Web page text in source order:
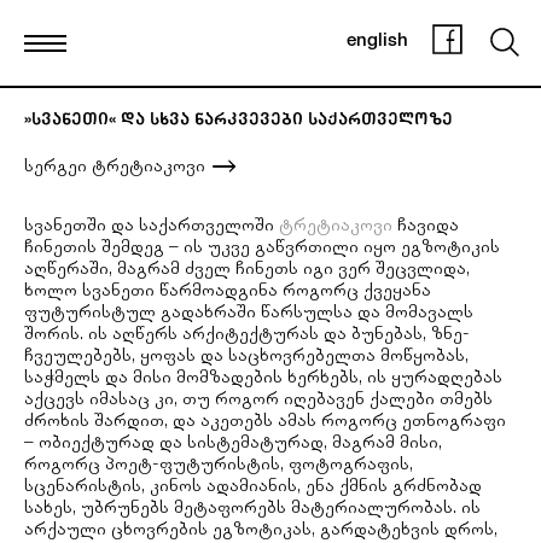
english
»სვანეთი« და სხვა ნარკვევები საქართველოზე
სერგეი ტრეტიაკოვი
სვანეთში და საქართველოში ტრეტიაკოვი ჩავიდა
ჩინეთის შემდეგ – ის უკვე გაწვრთილი იყო ეგზოტიკის
აღწერაში, მაგრამ ძველ ჩინეთს იგი ვერ შეცვლიდა,
ხოლო სვანეთი წარმოადგინა როგორც ქვეყანა
ფუტურისტულ გადახრაში წარსულსა და მომავალს
შორის. ის აღწერს არქიტექტურას და ბუნებას, ზნე-
ჩვეულებებს, ყოფას და საცხოვრებელთა მოწყობას,
საჭმელს და მისი მომზადების ხერხებს, ის ყურადღებას
აქცევს იმასაც კი, თუ როგორ იღებავენ ქალები თმებს
ძროხის შარდით, და აკეთებს ამას როგორც ეთნოგრაფი
– ობიექტურად და სისტემატურად, მაგრამ მისი,
როგორც პოეტ-ფუტურისტის, ფოტოგრაფის,
სცენარისტის, კინოს ადამიანის, ენა ქმნის გრძნობად
სახეს, უბრუნებს მეტაფორებს მატერიალურობას. ის
არქაული ცხოვრების ეგზოტიკას, გარდატეხვის დროს,